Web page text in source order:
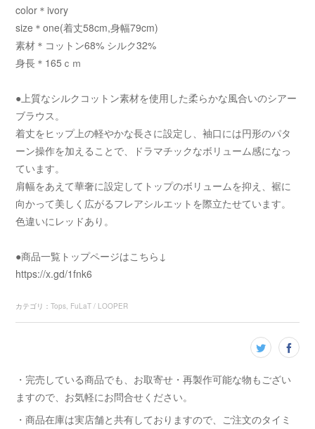
color＊ivory
size＊one(着丈58cm,身幅79cm)
素材＊コットン68% シルク32%
身長＊165ｃｍ
●上質なシルクコットン素材を使用した柔らかな風合いのシアー
ブラウス。
着丈をヒップ上の軽やかな長さに設定し、袖口には円形のパタ
ーン操作を加えることで、ドラマチックなボリューム感になっ
ています。
肩幅をあえて華奢に設定してトップのボリュームを抑え、裾に
向かって美しく広がるフレアシルエットを際立たせています。
色違いにレッドあり。
●商品一覧トップページはこちら↓
https://x.gd/1fnk6
カテゴリ ：Tops FuLaT / LOOPER
・完売している商品でも、お取寄せ・再製作可能な物もござい
ますので、お気軽にお問合せください。
・商品在庫は実店舗と共有しておりますので、ご注文のタイミ